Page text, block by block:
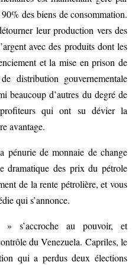
des biens de consommation.
leur production vers des
avec des produits dont les
et la mise en prison de
distribution gouvernementale
beaucoup d’autres du degré de
qui ont su dévier la
avantage.
pénurie de monnaie de change
dramatique des prix du pétrole
de la rente pétrolière, et vous
qui s’annonce.
s’accroche au pouvoir, et
du Venezuela. Capriles, le
qui a perdus deux élections